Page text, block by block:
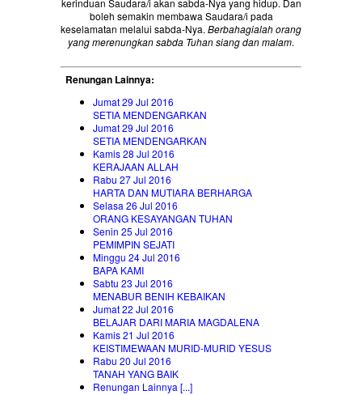
kerinduan Saudara/i akan sabda-Nya yang hidup. Dan
boleh semakin membawa Saudara/i pada
keselamatan melalui sabda-Nya. Berbahagialah orang
yang merenungkan sabda Tuhan siang dan malam.
Renungan Lainnya:
Jumat 29 Jul 2016
SETIA MENDENGARKAN
Jumat 29 Jul 2016
SETIA MENDENGARKAN
Kamis 28 Jul 2016
KERAJAAN ALLAH
Rabu 27 Jul 2016
HARTA DAN MUTIARA BERHARGA
Selasa 26 Jul 2016
ORANG KESAYANGAN TUHAN
Senin 25 Jul 2016
PEMIMPIN SEJATI
Minggu 24 Jul 2016
BAPA KAMI
Sabtu 23 Jul 2016
MENABUR BENIH KEBAIKAN
Jumat 22 Jul 2016
BELAJAR DARI MARIA MAGDALENA
Kamis 21 Jul 2016
KEISTIMEWAAN MURID-MURID YESUS
Rabu 20 Jul 2016
TANAH YANG BAIK
Renungan Lainnya [...]